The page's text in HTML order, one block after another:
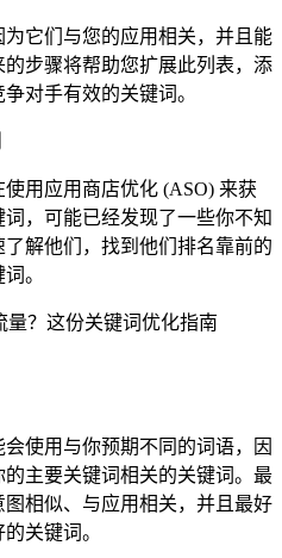
它们与您的应用相关，并且能
步骤将帮助您扩展此列表，添
对手有效的关键词。
用应用商店优化 (ASO) 来获
，可能已经发现了一些你不知
解他们，找到他们排名靠前的
。
使用与你预期不同的词语，因
主要关键词相关的关键词。最
相似、与应用相关，并且最好
关键词。